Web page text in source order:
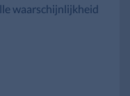
waarschijnlijkheid